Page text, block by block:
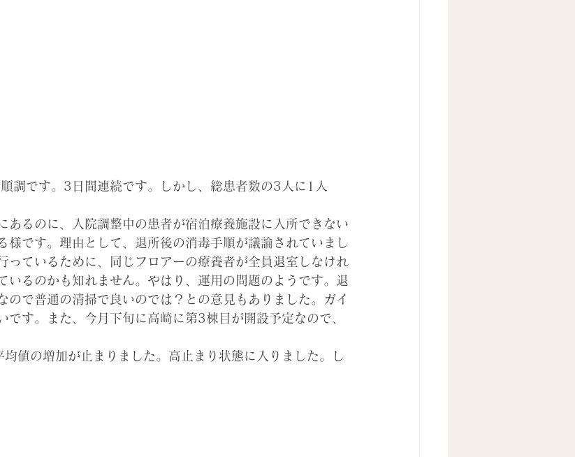
調です。3日間連続です。しかし、総患者数の3人に1人
あるのに、入院調整中の患者が宿泊療養施設に入所できない
様です。理由として、退所後の消毒手順が議論されていまし
っているために、同じフロアーの療養者が全員退室しなけれ
いるのかも知れません。やはり、運用の問題のようです。退
ので普通の清掃で良いのでは？との意見もありました。ガイ
です。また、今月下旬に高崎に第3棟目が開設予定なので、
値の増加が止まりました。高止まり状態に入りました。し